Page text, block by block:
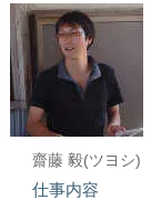
齋藤 毅(ツヨシ)
仕事内容